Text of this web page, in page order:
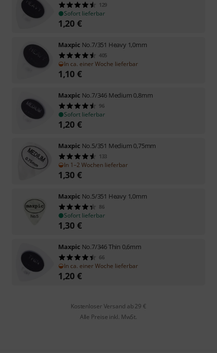
129
Sofort lieferbar
1,20 €
Maxpic No.7/351 Heavy 1,0mm
405
In ca. einer Woche lieferbar
1,10 €
Maxpic No.7/346 Medium 0,8mm
96
Sofort lieferbar
1,20 €
Maxpic No.5/351 Medium 0,75mm
133
In 1–2 Wochen lieferbar
1,30 €
Maxpic No.5/351 Heavy 1,0mm
86
Sofort lieferbar
1,30 €
Maxpic No.7/346 Thin 0,6mm
66
In ca. einer Woche lieferbar
1,20 €
Kostenloser Versand ab 29 €
Alle Preise inkl. MwSt.